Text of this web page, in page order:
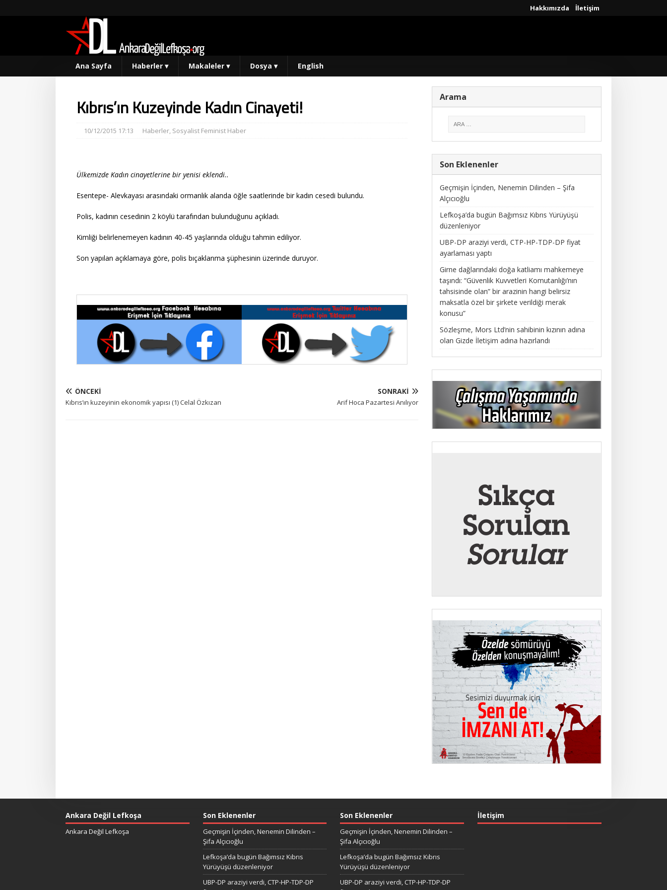
Hakkımızda İletişim
Ana Sayfa Haberler ▾ Makaleler ▾ Dosya ▾ English
Kıbrıs’ın Kuzeyinde Kadın Cinayeti!
10/12/2015 17:13 Haberler, Sosyalist Feminist Haber
Ülkemizde Kadın cinayetlerine bir yenisi eklendi..
Esentepe- Alevkayası arasındaki ormanlık alanda öğle saatlerinde bir kadın cesedi bulundu.
Polis, kadının cesedinin 2 köylü tarafından bulunduğunu açıkladı.
Kimliği belirlenemeyen kadının 40-45 yaşlarında olduğu tahmin ediliyor.
Son yapılan açıklamaya göre, polis bıçaklanma şüphesinin üzerinde duruyor.
ÖNCEKI
Kıbrıs’ın kuzeyinin ekonomik yapısı (1) Celal Özkızan
SONRAKI
Arif Hoca Pazartesi Anılıyor
Arama
Son Eklenenler
Geçmişin İçinden, Nenemin Dilinden – Şifa
Alçıcıoğlu
Lefkoşa’da bugün Bağımsız Kıbrıs Yürüyüşü
düzenleniyor
UBP-DP araziyi verdi, CTP-HP-TDP-DP fiyat
ayarlaması yaptı
Girne dağlarındaki doğa katliamı mahkemeye
taşındı: “Güvenlik Kuvvetleri Komutanlığı’nın
tahsisinde olan” bir arazinin hangi belirsiz
maksatla özel bir şirkete verildiği merak
konusu”
Sözleşme, Mors Ltd’nin sahibinin kızının adına
olan Gizde İletişim adına hazırlandı
Ankara Değil Lefkoşa
Ankara Değil Lefkoşa
Son Eklenenler
Geçmişin İçinden, Nenemin Dilinden –
Şifa Alçıcıoğlu
Lefkoşa’da bugün Bağımsız Kıbrıs
Yürüyüşü düzenleniyor
UBP-DP araziyi verdi, CTP-HP-TDP-DP
Son Eklenenler
Geçmişin İçinden, Nenemin Dilinden –
Şifa Alçıcıoğlu
Lefkoşa’da bugün Bağımsız Kıbrıs
Yürüyüşü düzenleniyor
UBP-DP araziyi verdi, CTP-HP-TDP-DP
İletişim